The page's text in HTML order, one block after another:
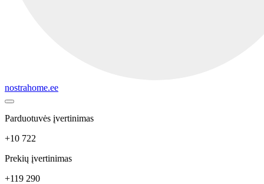
nostrahome.ee
Parduotuvės įvertinimas
+10 722
Prekių įvertinimas
+119 290